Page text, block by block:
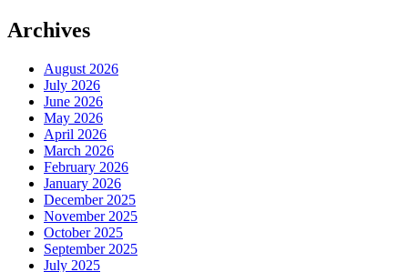
Archives
August 2026
July 2026
June 2026
May 2026
April 2026
March 2026
February 2026
January 2026
December 2025
November 2025
October 2025
September 2025
July 2025